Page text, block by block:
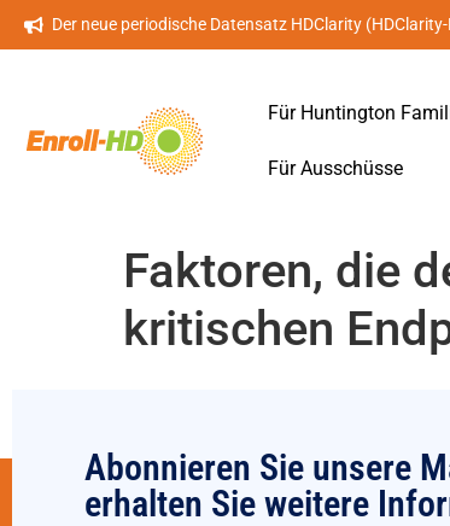
Der neue periodische Datensatz HDClarity
Für Huntington
Für Ausschüsse
Faktoren, die
kritischen
Abonnieren Sie unsere
erhalten Sie weitere